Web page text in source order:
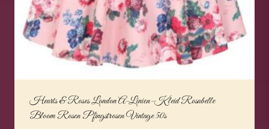
Hearts & Roses London A-Linien-Kleid Rosabelle
Bloom Rosen Pfingstrosen Vintage 50s